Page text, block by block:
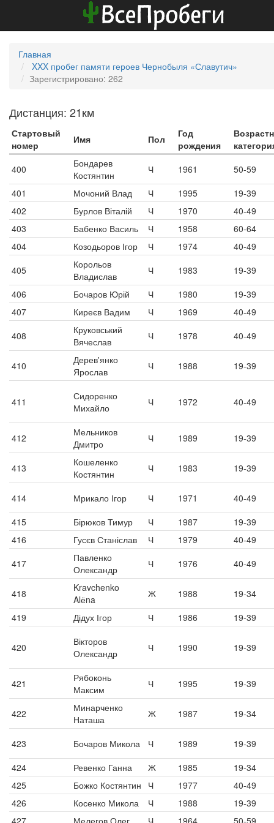
Главная
XXX пробег памяти героев Чернобыля «Славутич»
Зарегистрировано: 262
Дистанция: 21км
Стартовый
номер
Имя Пол
Год
рождения
400
Бондарев
Костянтин
Ч 1961
50-59
401
Мочоний Влад Ч 1995
19-39
402
Бурлов Віталій Ч 1970
40-49
403
Бабенко Василь Ч 1958
60-64
404
Козодьоров Ігор Ч 1974
40-49
405
Корольов
Владислав
Ч 1983
19-39
406
Бочаров Юрій Ч 1980
19-39
407
Киреєв Вадим Ч 1969
40-49
408
Круковський
Вячеслав
Ч 1978 40-49
410
Дерев'янко
Ярослав
Ч 1988 19-39
411
Сидоренко
Михайло
Ч 1972 40-49
412
Мельников
Дмитро
Ч 1989 19-39
413
Кошеленко
Костянтин
Ч 1983 19-39
414 Мрикало Ігор Ч 1971
40-49
415
Бірюков Тимур Ч 1987
19-39
416
Гусєв Станіслав Ч 1979
40-49
417
Павленко
Олександр
Ч 1976 40-49
418
Kravchenko
Alёna
Ж 1988
19-34
419
Дідух Ігор Ч 1986 19-39
420
Вікторов
Олександр
Ч 1990 19-39
421
Рябоконь
Максим
Ч 1995 19-39
422
Минарченко
Наташа
Ж 1987 19-34
423 Бочаров Микола Ч 1989
19-39
424
Ревенко Ганна Ж 1985
19-34
425
Божко Костянтин Ч 1977
40-49
426
Косенко Микола Ч 1988
19-39
427
Мелегов Олег Ч 1964 50-59